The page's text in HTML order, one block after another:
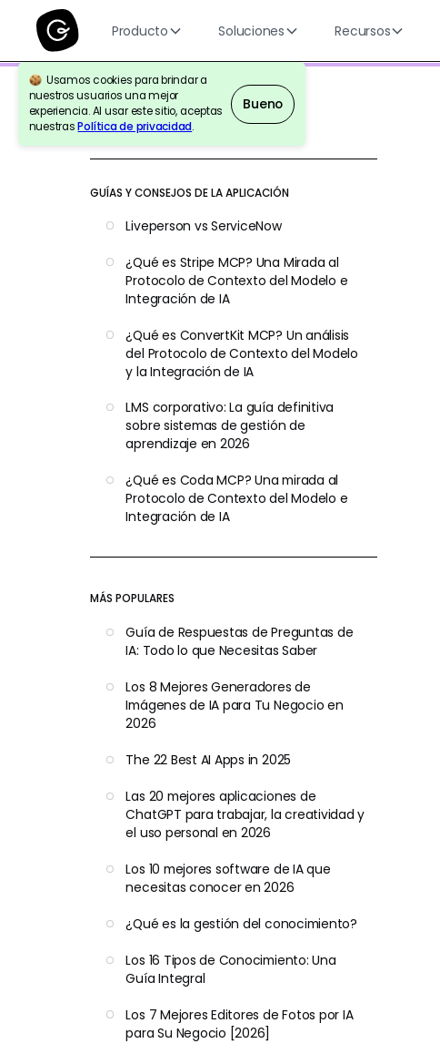
Producto Soluciones Recursos
Usamos cookies para brindar a
nuestros usuarios una mejor
experiencia. Al usar este sitio, aceptas
nuestrasPolítica de privacidad.
Bueno
Volver a la Referencia
GUÍAS Y CONSEJOS DE LA APLICACIÓN
Liveperson vs ServiceNow
¿Qué es Stripe MCP? Una Mirada al
Protocolo de Contexto del Modelo e
Integración de IA
¿Qué es ConvertKit MCP? Un análisis
del Protocolo de Contexto del Modelo
y la Integración de IA
LMS corporativo: La guía definitiva
sobre sistemas de gestión de
aprendizaje en 2026
¿Qué es Coda MCP? Una mirada al
Protocolo de Contexto del Modelo e
Integración de IA
MÁS POPULARES
Guía de Respuestas de Preguntas de
IA: Todo lo que Necesitas Saber
Los 8 Mejores Generadores de
Imágenes de IA para Tu Negocio en
2026
The 22 Best AI Apps in 2025
Las 20 mejores aplicaciones de
ChatGPT para trabajar, la creatividad y
el uso personal en 2026
Los 10 mejores software de IA que
necesitas conocer en 2026
¿Qué es la gestión del conocimiento?
Los 16 Tipos de Conocimiento: Una
Guía Integral
Los 7 Mejores Editores de Fotos por IA
para Su Negocio [2026]